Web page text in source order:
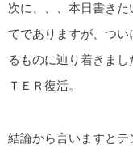
次に、、、本日書き
てでありますが、つ
るものに辿り着きま
ＴＥＲ復活。
結論から言いますと